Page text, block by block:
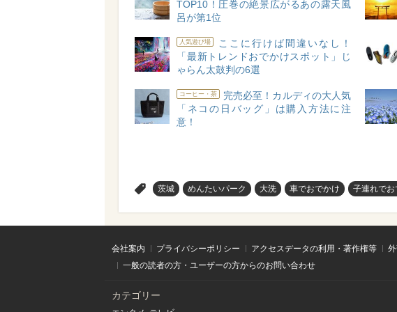
TOP10！圧巻の絶景広がるあの露天風
呂が第1位
人気遊び場
ここに行けば間違いなし！
「最新トレンドおでかけスポット」じ
ゃらん太鼓判の6選
コーヒー・茶
完売必至！カルディの大人気
「ネコの日バッグ」は購入方法に注
意！
茨城 めんたいパーク 大洗 車でおでかけ 子連れでお
会社案内 プライバシーポリシー アクセスデータの利用・著作権等
一般の読者の方・ユーザーの方からのお問い合わせ
カテゴリー